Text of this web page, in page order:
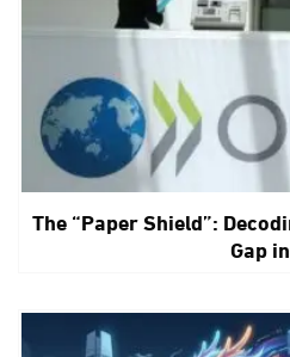
The “Paper Shield”:
Gap